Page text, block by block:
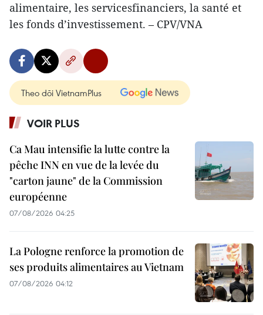
alimentaire, les servicesfinanciers, la santé et
les fonds d’investissement. – CPV/VNA
Theo dõi VietnamPlus
VOIR PLUS
Ca Mau intensifie la lutte contre la
pêche INN en vue de la levée du
"carton jaune" de la Commission
européenne
07/08/2026 04:25
La Pologne renforce la promotion de
ses produits alimentaires au Vietnam
07/08/2026 04:12